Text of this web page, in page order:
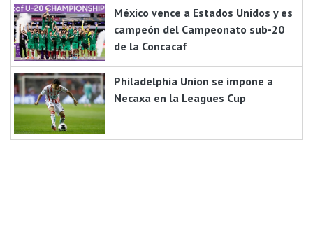
México vence a Estados Unidos y es
campeón del Campeonato sub-20
de la Concacaf
Philadelphia Union se impone a
Necaxa en la Leagues Cup